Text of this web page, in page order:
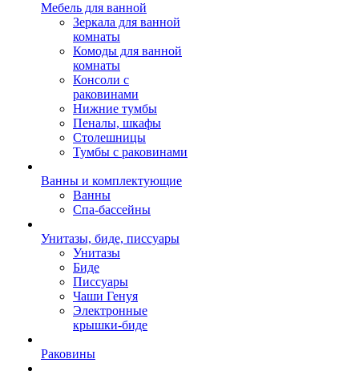
Мебель для ванной
Зеркала для ванной
комнаты
Комоды для ванной
комнаты
Консоли с
раковинами
Нижние тумбы
Пеналы, шкафы
Столешницы
Тумбы с раковинами
Ванны и комплектующие
Ванны
Спа-бассейны
Унитазы, биде, писсуары
Унитазы
Биде
Писсуары
Чаши Генуя
Электронные
крышки-биде
Раковины